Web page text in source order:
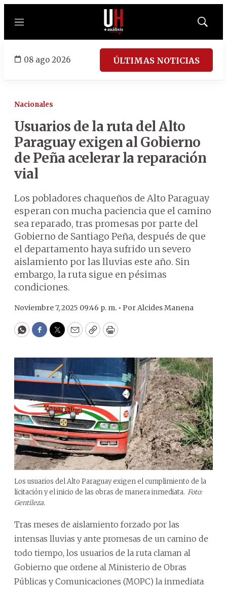
Menú
Mostrar
08 ago 2026 ÚLTIMAS NOTICIAS
Nacionales
Usuarios de la ruta del Alto
Paraguay exigen al Gobierno
de Peña acelerar la reparación
vial
Los pobladores chaqueños de Alto Paraguay
esperan con mucha paciencia que el camino
sea reparado, tras promesas por parte del
Gobierno de Santiago Peña, después de que
el departamento haya sufrido un severo
aislamiento por las lluvias este año. Sin
embargo, la ruta sigue en pésimas
condiciones.
Noviembre 7, 2025 09:46 p. m. • PorAlcides Manena
WhatsApp
Facebook
Twitter
EmailCopyPrint
Los usuarios del Alto Paraguay exigen el cumplimiento de la
licitación y el inicio de las obras de manera inmediata. Foto:
Gentileza.
Tras meses de aislamiento forzado por las
intensas lluvias y ante promesas de un camino de
todo tiempo, los usuarios de la ruta claman al
Gobierno que ordene al Ministerio de Obras
Públicas y Comunicaciones (MOPC) la inmediata